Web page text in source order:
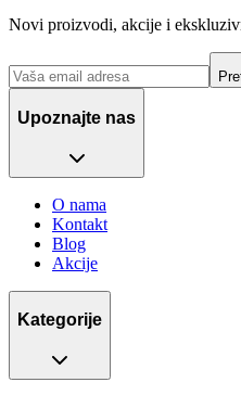
Novi proizvodi, akcije i
Upoznajte nas
O nama
Kontakt
Blog
Akcije
Kategorije